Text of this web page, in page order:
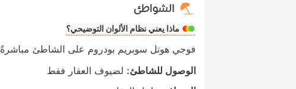
الشواطئ
ماذا يعني نظام الألوان التوضيحي؟
فوجي هوتل سوبريم بودروم على الشاطئ مباشرةً
الوصول للشاطئ: لضيوف العقار فقط